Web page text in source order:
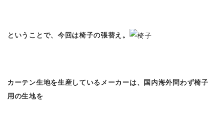
ということで、今回は椅子の張替え。
カーテン生地を生産しているメーカーは、国内海外問わず椅子
用の生地を